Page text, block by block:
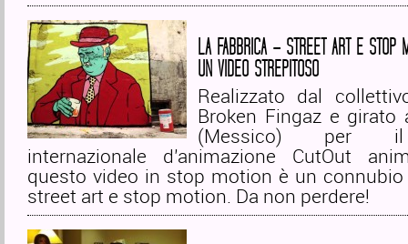
LA FABBRICA – STREET ART E STOP
UN VIDEO STREPITOSO
Realizzato dal
Broken Fingaz e girato
(Messico) per
internazionale d’animazione CutOut
questo video in stop motion è un
street art e stop motion. Da non perdere!